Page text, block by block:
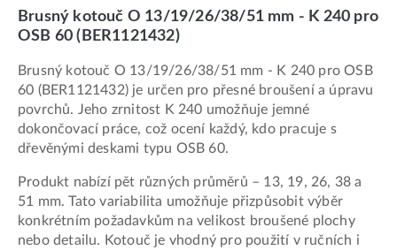
Brusný kotouč O 13/19/26/38/51 mm - K 240 pro
OSB 60 (BER1121432)
Brusný kotouč O 13/19/26/38/51 mm - K 240 pro OSB
60 (BER1121432) je určen pro přesné broušení a úpravu
povrchů. Jeho zrnitost K 240 umožňuje jemné
dokončovací práce, což ocení každý, kdo pracuje s
dřevěnými deskami typu OSB 60.
Produkt nabízí pět různých průměrů – 13, 19, 26, 38 a
51 mm. Tato variabilita umožňuje přizpůsobit výběr
konkrétním požadavkům na velikost broušené plochy
nebo detailu. Kotouč je vhodný pro použití v ručních i